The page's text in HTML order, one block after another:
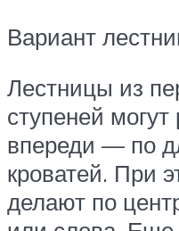
Вариант
Лестницы из
ступеней могут
впереди — по
кроватей. При
делают по